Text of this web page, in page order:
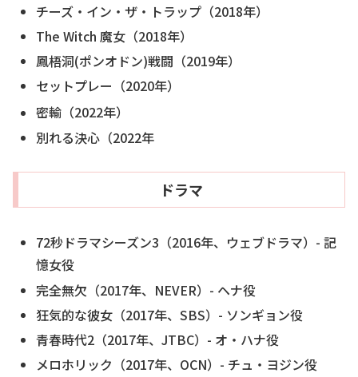
チーズ・イン・ザ・トラップ（2018年）
The Witch 魔女（2018年）
鳳梧洞(ポンオドン)戦闘（2019年）
セットプレー（2020年）
密輸（2022年）
別れる決心（2022年
ドラマ
72秒ドラマシーズン3（2016年、ウェブドラマ）- 記
憶女役
完全無欠（2017年、NEVER）- ヘナ役
狂気的な彼女（2017年、SBS）- ソンギョン役
青春時代2（2017年、JTBC）- オ・ハナ役
メロホリック（2017年、OCN）- チュ・ヨジン役